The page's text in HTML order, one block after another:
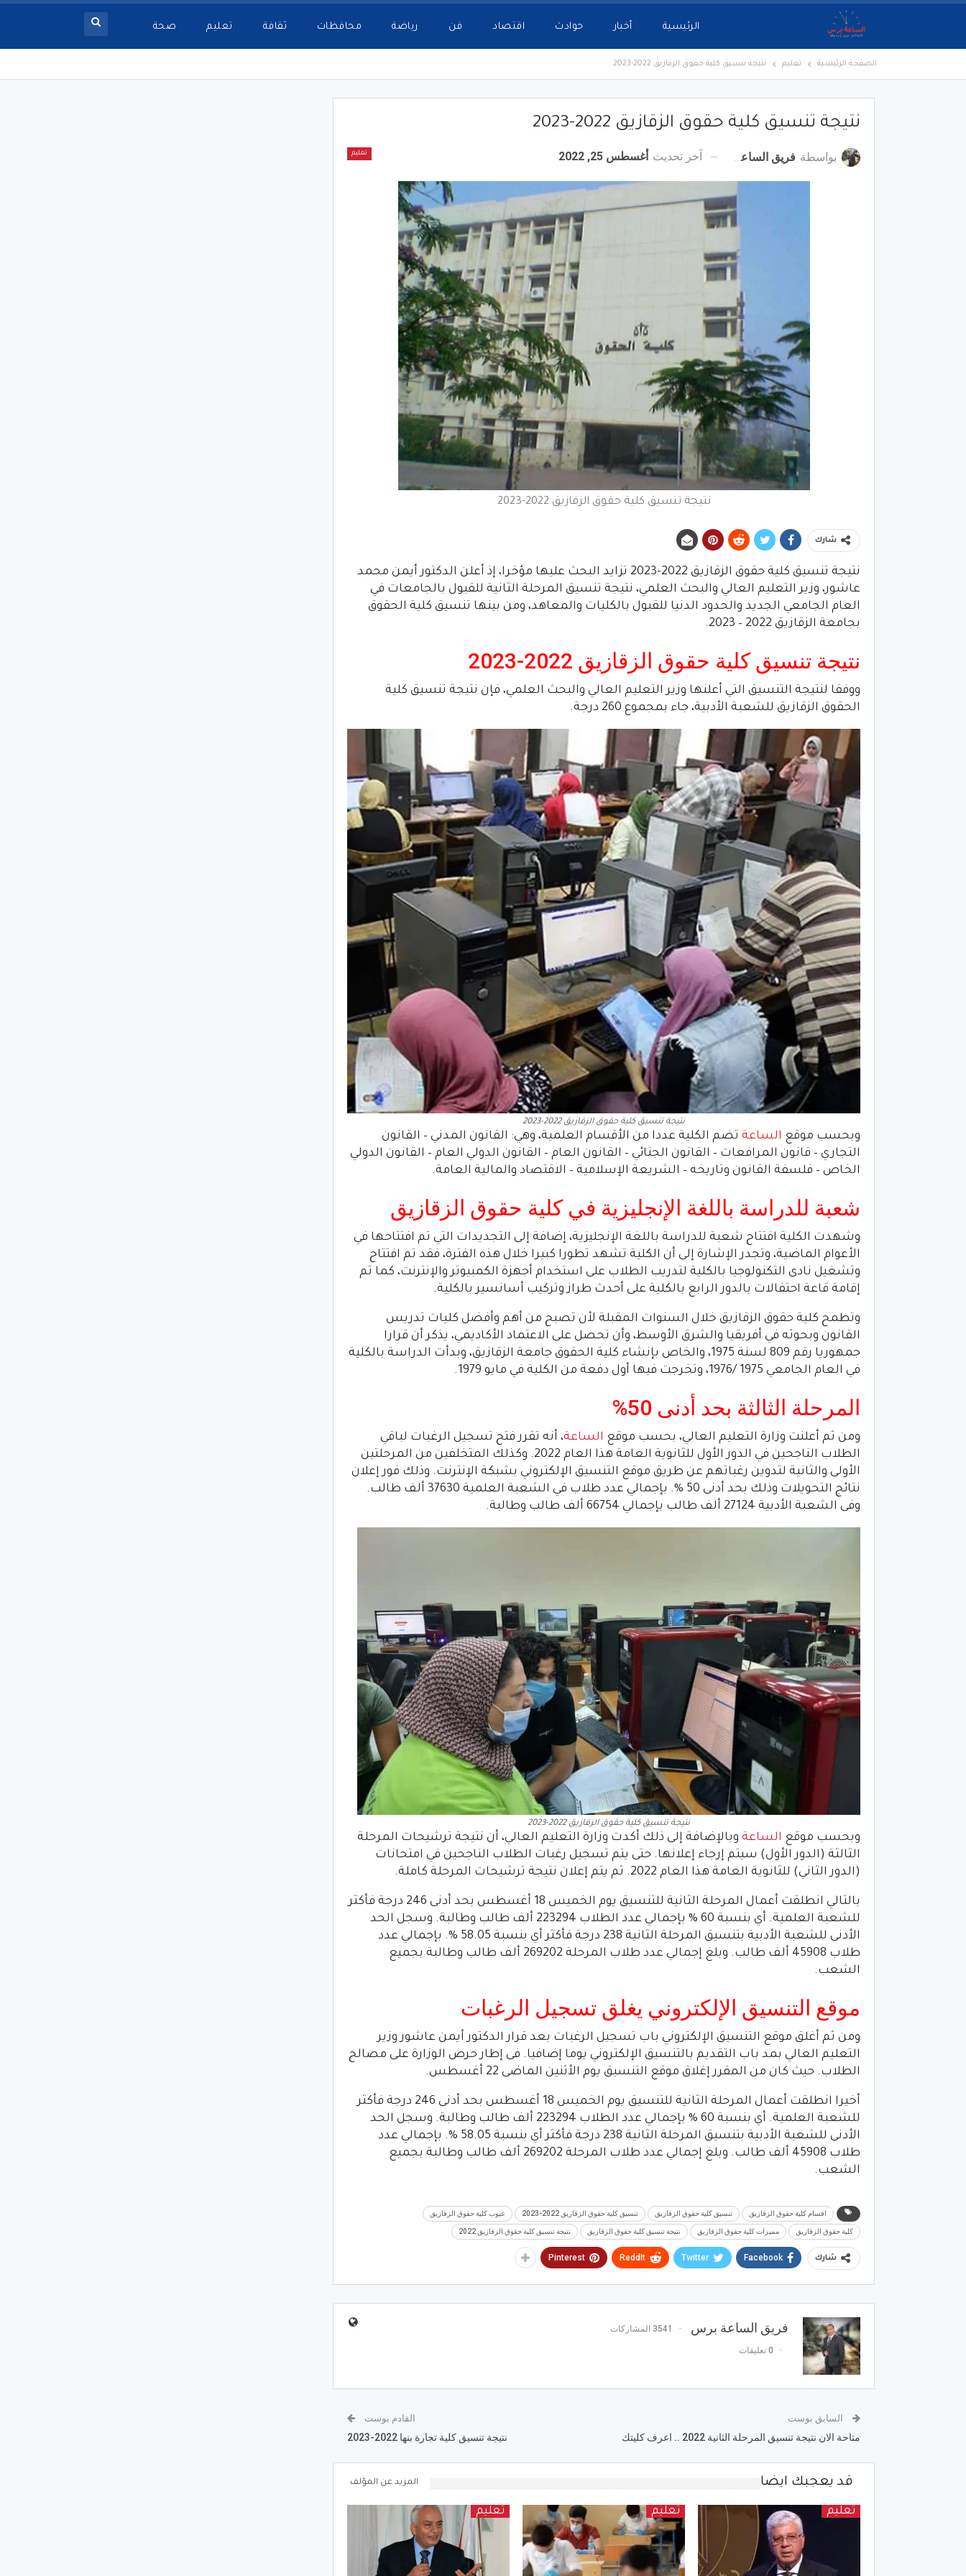
الرئيسية أخبار حوادث اقتصاد فن رياضة محافظات ثقافة تعليم صحة
الصفحة الرئيسية تعليم نتيجة تنسيق كلية حقوق الزقازيق 2022-2023
نتيجة تنسيق كلية حقوق الزقازيق 2022-2023
تعليم بواسطة فريق الساعة برس آخر تحديث أغسطس 25, 2022
نتيجة تنسيق كلية حقوق الزقازيق 2022-2023
شارك
نتيجة تنسيق كلية حقوق الزقازيق 2022-2023 تزايد البحث عليها مؤخرا، إذ أعلن الدكتور أيمن محمد
عاشور، وزير التعليم العالي والبحث العلمي، نتيجة تنسيق المرحلة الثانية للقبول بالجامعات في
العام الجامعي الجديد والحدود الدنيا للقبول بالكليات والمعاهد، ومن بينها تنسيق كلية الحقوق
بجامعة الزقازيق 2022 – 2023.
نتيجة تنسيق كلية حقوق الزقازيق 2022-2023
ووفقا لنتيجة التنسيق التي أعلنها وزير التعليم العالي والبحث العلمي، فإن نتيجة تنسيق كلية
الحقوق الزقازيق للشعبة الأدبية، جاء بمجموع 260 درجة.
نتيجة تنسيق كلية حقوق الزقازيق 2022-2023
وبحسب موقع الساعة تضم الكلية عددا من الأقسام العلمية، وهي: القانون المدني – القانون
التجاري – قانون المرافعات – القانون الجنائي – القانون العام – القانون الدولي العام – القانون الدولي
الخاص – فلسفة القانون وتاريخه – الشريعة الإسلامية – الاقتصاد والمالية العامة.
شعبة للدراسة باللغة الإنجليزية في كلية حقوق الزقازيق
وشهدت الكلية افتتاح شعبة للدراسة باللغة الإنجليزية، إضافة إلى التجديدات التي تم افتتاحها في
الأعوام الماضية، وتجدر الإشارة إلى أن الكلية تشهد تطورا كبيرا خلال هذه الفترة، فقد تم افتتاح
وتشغيل نادى التكنولوجيا بالكلية لتدريب الطلاب على استخدام أجهزة الكمبيوتر والإنترنت، كما تم
إقامة قاعة احتفالات بالدور الرابع بالكلية على أحدث طراز وتركيب أسانسير بالكلية.
وتطمح كلية حقوق الزقازيق خلال السنوات المقبلة لأن تصبح من أهم وأفضل كليات تدريس
القانون وبحوثه في أفريقيا والشرق الأوسط، وأن تحصل على الاعتماد الأكاديمي، يذكر أن قرارا
جمهوريا رقم 809 لسنة 1975، والخاص بإنشاء كلية الحقوق جامعة الزقازيق، وبدأت الدراسة بالكلية
في العام الجامعي 1975 /1976، وتخرجت فيها أول دفعة من الكلية في مايو 1979.
المرحلة الثالثة بحد أدنى 50%
ومن ثم أعلنت وزارة التعليم العالي، بحسب موقع الساعة، أنه تقرر فتح تسجيل الرغبات لباقي
الطلاب الناجحين في الدور الأول للثانوية العامة هذا العام 2022. وكذلك المتخلفين من المرحلتين
الأولى والثانية لتدوين رغباتهم عن طريق موقع التنسيق الإلكتروني بشبكة الإنترنت. وذلك فور إعلان
نتائج التحويلات وذلك بحد أدنى 50 %. بإجمالي عدد طلاب في الشعبة العلمية 37630 ألف طالب.
وفى الشعبة الأدبية 27124 ألف طالب بإجمالي 66754 ألف طالب وطالبة.
نتيجة تنسيق كلية حقوق الزقازيق 2022-2023
وبحسب موقع الساعة وبالإضافة إلى ذلك أكدت وزارة التعليم العالي، أن نتيجة ترشيحات المرحلة
الثالثة (الدور الأول) سيتم إرجاء إعلانها. حتى يتم تسجيل رغبات الطلاب الناجحين في امتحانات
(الدور الثاني) للثانوية العامة هذا العام 2022. ثم يتم إعلان نتيجة ترشيحات المرحلة كاملة.
بالتالي انطلقت أعمال المرحلة الثانية للتنسيق يوم الخميس 18 أغسطس بحد أدنى 246 درجة فأكثر
للشعبة العلمية. أي بنسبة 60 % بإجمالي عدد الطلاب 223294 ألف طالب وطالبة. وسجل الحد
الأدنى للشعبة الأدبية بتنسيق المرحلة الثانية 238 درجة فأكثر أي بنسبة 58.05 %. بإجمالي عدد
طلاب 45908 ألف طالب. وبلغ إجمالي عدد طلاب المرحلة 269202 ألف طالب وطالبة بجميع
الشعب.
موقع التنسيق الإلكتروني يغلق تسجيل الرغبات
ومن ثم أغلق موقع التنسيق الإلكتروني باب تسجيل الرغبات بعد قرار الدكتور أيمن عاشور وزير
التعليم العالي بمد باب التقديم بالتنسيق الإلكتروني يوما إضافيا. فى إطار حرص الوزارة على مصالح
الطلاب. حيث كان من المقرر إغلاق موقع التنسيق يوم الأثنين الماضى 22 أغسطس.
أخيرا انطلقت أعمال المرحلة الثانية للتنسيق يوم الخميس 18 أغسطس بحد أدنى 246 درجة فأكثر
للشعبة العلمية. أي بنسبة 60 % بإجمالي عدد الطلاب 223294 ألف طالب وطالبة. وسجل الحد
الأدنى للشعبة الأدبية بتنسيق المرحلة الثانية 238 درجة فأكثر أي بنسبة 58.05 %. بإجمالي عدد
طلاب 45908 ألف طالب. وبلغ إجمالي عدد طلاب المرحلة 269202 ألف طالب وطالبة بجميع
الشعب.
اقسام كلية حقوق الزقازيق تنسيق كلية حقوق الزقازيق تنسيق كلية حقوق الزقازيق 2022-2023 عيوب كلية حقوق الزقازيق
كلية حقوق الزقازيق مميزات كلية حقوق الزقازيق نتيجة تنسيق كلية حقوق الزقازيق نتيجة تنسيق كلية حقوق الزقازيق 2022
شارك Facebook
Twitter
ReddIt
Pinterest
فريق الساعة برس 3541 المشاركات
0 تعليقات
السابق بوست
متاحة الان نتيجة تنسيق المرحلة الثانية 2022 .. اعرف كليتك
القادم بوست
نتيجة تنسيق كلية تجارة بنها 2022-2023
قد يعجبك ايضا المزيد عن المؤلف
تعليم تعليم تعليم